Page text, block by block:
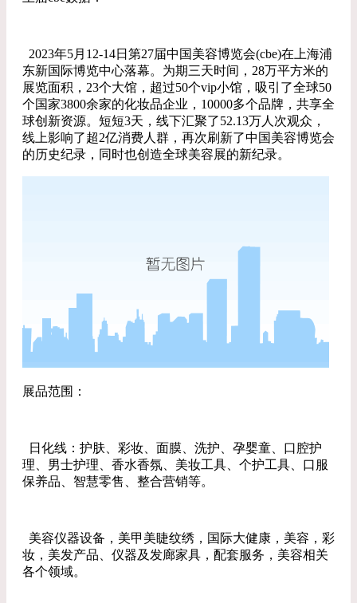
2023年5月12-14日第27届中国美容博览会(cbe)在上海浦
东新国际博览中心落幕。为期三天时间，28万平方米的
展览面积，23个大馆，超过50个vip小馆，吸引了全球50
个国家3800余家的化妆品企业，10000多个品牌，共享全
球创新资源。短短3天，线下汇聚了52.13万人次观众，
线上影响了超2亿消费人群，再次刷新了中国美容博览会
的历史纪录，同时也创造全球美容展的新纪录。
展品范围：
日化线：护肤、彩妆、面膜、洗护、孕婴童、口腔护
理、男士护理、香水香氛、美妆工具、个护工具、口服
保养品、智慧零售、整合营销等。
美容仪器设备，美甲美睫纹绣，国际大健康，美容，彩
妆，美发产品、仪器及发廊家具，配套服务，美容相关
各个领域。